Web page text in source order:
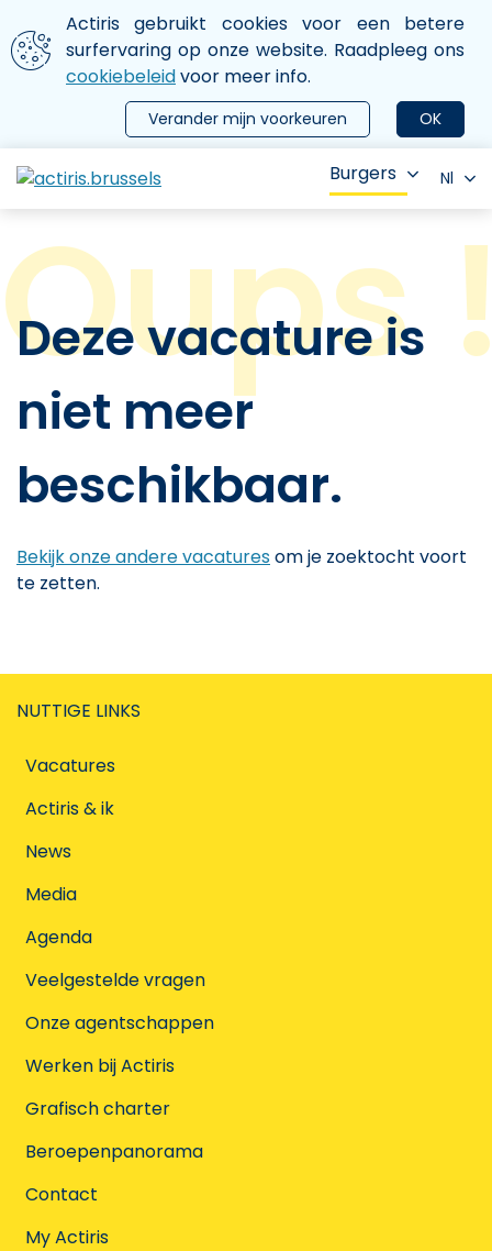
Aller au contenu principal
We gebruiken cookies
Actiris gebruikt cookies voor een betere
surfervaring op onze website. Raadpleeg ons
cookiebeleidvoor meer info.
OK
Verander mijn voorkeuren
le menu
Burgers Nl
Deze vacature is
niet meer
beschikbaar.
Bekijk onze andere vacaturesom je zoektocht voort
te zetten.
NUTTIGE LINKS
Vacatures
Actiris & ik
News
Media
Agenda
Veelgestelde vragen
Onze agentschappen
Werken bij Actiris
Grafisch charter
Beroepenpanorama
Contact
My Actiris